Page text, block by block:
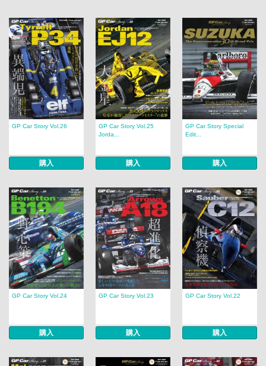
GP Car Story Vol.26
購入
GP Car Story Vol.25
Jorda...
購入
GP Car Story Special
Edit...
購入
GP Car Story Vol.24
購入
GP Car Story Vol.23
購入
GP Car Story Vol.22
購入